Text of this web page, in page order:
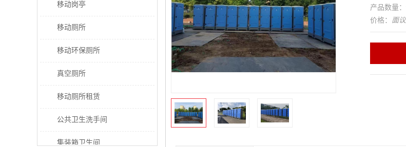
移动岗亭
移动厕所
移动环保厕所
真空厕所
移动厕所租赁
公共卫生洗手间
集装箱卫生间
产品数量
价格： 面议